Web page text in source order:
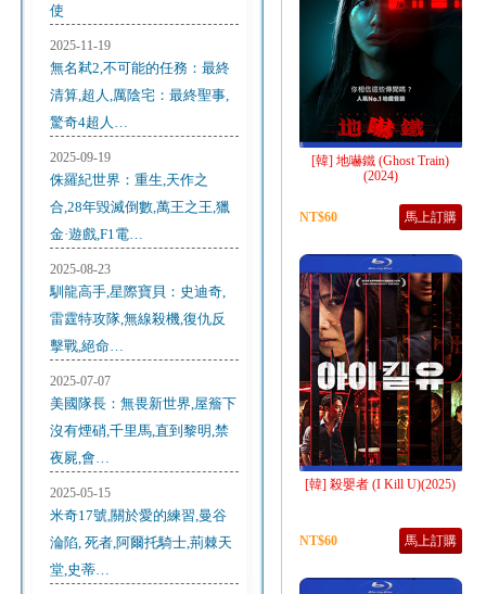
使
2025-11-19
無名弒2,不可能的任務：最終
清算,超人,厲陰宅：最終聖事,
驚奇4超人…
2025-09-19
侏羅紀世界：重生,天作之
合,28年毀滅倒數,萬王之王,獵
金·遊戲,F1電…
2025-08-23
馴龍高手,星際寶貝：史迪奇,
雷霆特攻隊,無線殺機,復仇反
擊戰,絕命…
2025-07-07
美國隊長：無畏新世界,屋簷下
沒有煙硝,千里馬,直到黎明,禁
夜屍,會…
2025-05-15
米奇17號,關於愛的練習,曼谷
淪陷, 死者,阿爾托騎士,荊棘天
堂,史蒂…
[韓] 地嚇鐵 (Ghost Train)
(2024)
NT$60 馬上訂購
[韓] 殺嬰者 (I Kill U)(2025)
NT$60 馬上訂購